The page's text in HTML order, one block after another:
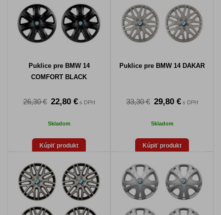
Puklice pre BMW 14
COMFORT BLACK
26,30 € 22,80 €s DPH
Skladom
Kúpiť produkt
Puklice pre BMW 14 DAKAR
33,30 € 29,80 €s DPH
Skladom
Kúpiť produkt